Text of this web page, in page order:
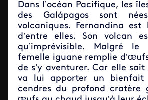
Dans l’océan Pacifique, les
des Galápagos sont nées
volcaniques. Fernandina
d’entre elles. Son volcan
qu’imprévisible. Malgré le
femelle iguane remplie
de s’y aventurer. Car elle
va lui apporter un bienfait
cendres du profond cratère